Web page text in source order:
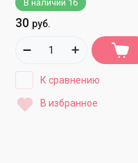
В наличии 16
30 руб.
К сравнению
В избранное